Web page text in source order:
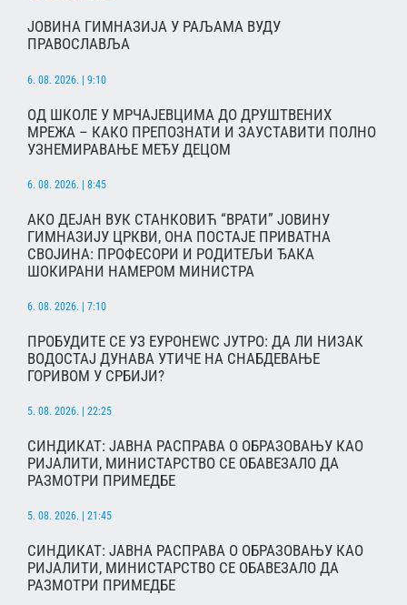
ЈОВИНА ГИМНАЗИЈА У РАЉАМА ВУДУ
ПРАВОСЛАВЉА
6. 08. 2026. | 9:10
ОД ШКОЛЕ У МРЧАЈЕВЦИМА ДО ДРУШТВЕНИХ
МРЕЖА – КАКО ПРЕПОЗНАТИ И ЗАУСТАВИТИ ПОЛНО
УЗНЕМИРАВАЊЕ МЕЂУ ДЕЦОМ
6. 08. 2026. | 8:45
АКО ДЕЈАН ВУК СТАНКОВИЋ “ВРАТИ” ЈОВИНУ
ГИМНАЗИЈУ ЦРКВИ, ОНА ПОСТАЈЕ ПРИВАТНА
СВОЈИНА: ПРОФЕСОРИ И РОДИТЕЉИ ЂАКА
ШОКИРАНИ НАМЕРОМ МИНИСТРА
6. 08. 2026. | 7:10
ПРОБУДИТЕ СЕ УЗ ЕУРОНЕWС ЈУТРО: ДА ЛИ НИЗАК
ВОДОСТАЈ ДУНАВА УТИЧЕ НА СНАБДЕВАЊЕ
ГОРИВОМ У СРБИЈИ?
5. 08. 2026. | 22:25
СИНДИКАТ: ЈАВНА РАСПРАВА О ОБРАЗОВАЊУ КАО
РИЈАЛИТИ, МИНИСТАРСТВО СЕ ОБАВЕЗАЛО ДА
РАЗМОТРИ ПРИМЕДБЕ
5. 08. 2026. | 21:45
СИНДИКАТ: ЈАВНА РАСПРАВА О ОБРАЗОВАЊУ КАО
РИЈАЛИТИ, МИНИСТАРСТВО СЕ ОБАВЕЗАЛО ДА
РАЗМОТРИ ПРИМЕДБЕ